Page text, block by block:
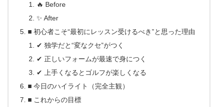
🔥 Before
✨ After
■ 初心者こそ“最初にレッスン受けるべき”と思った理由
✔ 独学だと“変なクセ”がつく
✔ 正しいフォームが最速で身につく
✔ 上手くなるとゴルフが楽しくなる
■ 今日のハイライト（完全主観）
■ これからの目標